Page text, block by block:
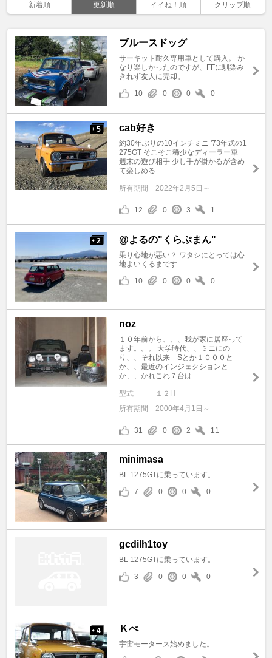
新着順 更新順 イイね！順 クリップ順
ブルースドッグ
サーキット耐久専用車として購入。 か
なり楽しかったのですが、FFに馴染み
きれず友人に売却。
10
0 0 0
+ 5 cab好き
約30年ぶりの10インチミニ '73年式の1
275GT そこそこ稀少なディーラー車
週末の遊び相手 少し手が掛かるが含め
て楽しめる
所有期間 2022年2月5日～
12 0 3 1
+ 2 @よるの"くらぶまん"
乗り心地が悪い？ ワタシにとっては心
地よいくるまです
10
0 0 0
noz
１０年前から、、、我が家に居座って
ます。。。 大学時代、、ミニにの
り、、それ以来 Sとか１０００と
か、、最近のインジェクションと
か、、かれこれ７台は ...
型式
１２H
所有期間
2000年4月1日～
31 0 2 11
minimasa
BL 1275GTに乗っています。
7
0 0 0
gcdilh1toy
BL 1275GTに乗っています。
3
0 0 0
+ 4 Ｋべ
宇宙モータース始めました。